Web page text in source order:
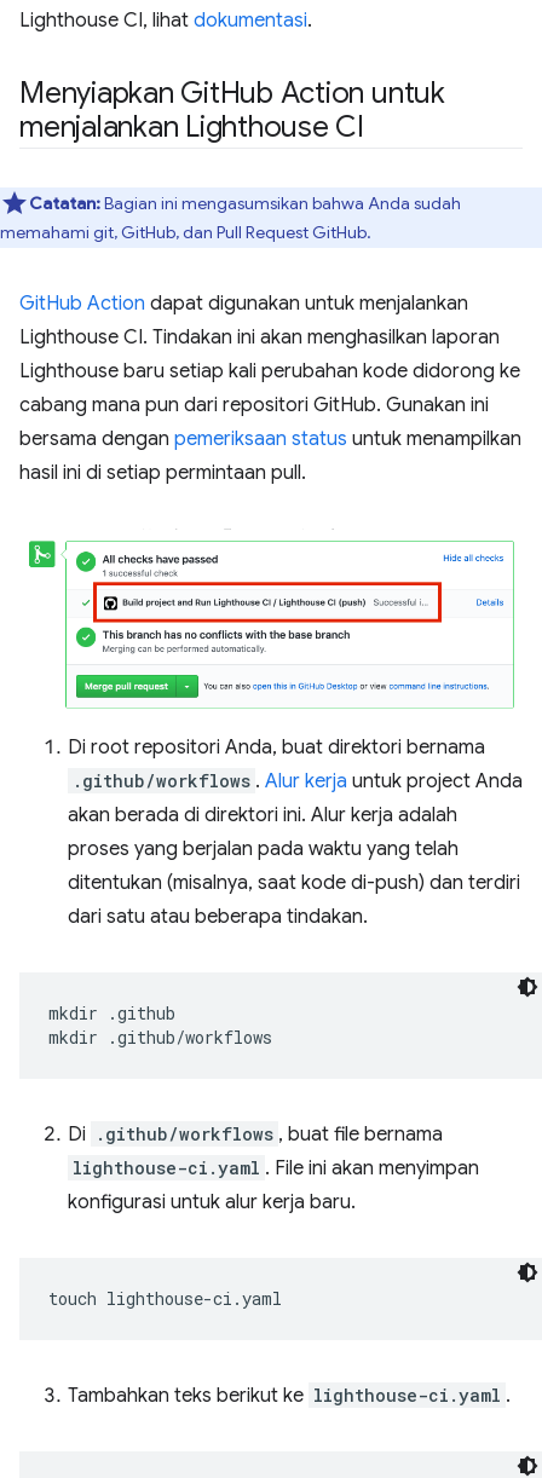
Lighthouse CI, lihat dokumentasi.
Menyiapkan GitHub Action untuk
menjalankan Lighthouse CI
Catatan:Bagian ini mengasumsikan bahwa Anda sudah
memahami git, GitHub, dan Pull Request GitHub.
GitHub Action dapat digunakan untuk menjalankan
Lighthouse CI. Tindakan ini akan menghasilkan laporan
Lighthouse baru setiap kali perubahan kode didorong ke
cabang mana pun dari repositori GitHub. Gunakan ini
bersama dengan pemeriksaan status untuk menampilkan
hasil ini di setiap permintaan pull.
Di root repositori Anda, buat direktori bernama
.github/workflows . Alur kerja untuk project Anda
akan berada di direktori ini. Alur kerja adalah
proses yang berjalan pada waktu yang telah
ditentukan (misalnya, saat kode di-push) dan terdiri
dari satu atau beberapa tindakan.
mkdir
.github
mkdir
Di .github/workflows , buat file bernama
lighthouse-ci.yaml . File ini akan menyimpan
konfigurasi untuk alur kerja baru.
touch
Tambahkan teks berikut ke lighthouse-ci.yaml .